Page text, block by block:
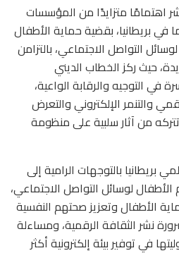
اهتمامًا متزايدًا من المؤسسات
في بريطانيا، بقضية حماية الأطفال
التواصل الاجتماعي، بالتزامن
حيث ركز الخطاب الديني
في التوجيه والرقابة الواعية،
والتنمر الإلكتروني والتعرض
من آثار سلبية على منظومة
بالتوجهات الرامية إلى
لوسائل التواصل الاجتماعي،
الأطفال وتعزيز صحتهم النفسية
نشر الثقافة الرقمية، ومساءلة
في توفير بيئة إلكترونية أكثر